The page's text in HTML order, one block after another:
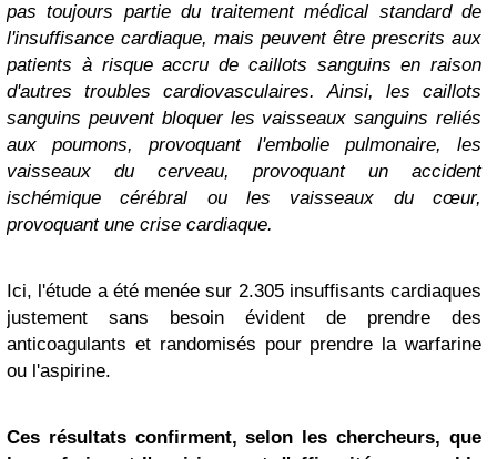
pas toujours partie du traitement médical standard de
l'insuffisance cardiaque, mais peuvent être prescrits aux
patients à risque accru de caillots sanguins en raison
d'autres troubles cardiovasculaires. Ainsi, les caillots
sanguins peuvent bloquer les vaisseaux sanguins reliés
aux poumons, provoquant l'embolie pulmonaire, les
vaisseaux du cerveau, provoquant un accident
ischémique cérébral ou les vaisseaux du cœur,
provoquant une crise cardiaque.
Ici, l'étude a été menée sur 2.305 insuffisants cardiaques
justement sans besoin évident de prendre des
anticoagulants et randomisés pour prendre la warfarine
ou l'aspirine.
Ces résultats confirment, selon les chercheurs, que